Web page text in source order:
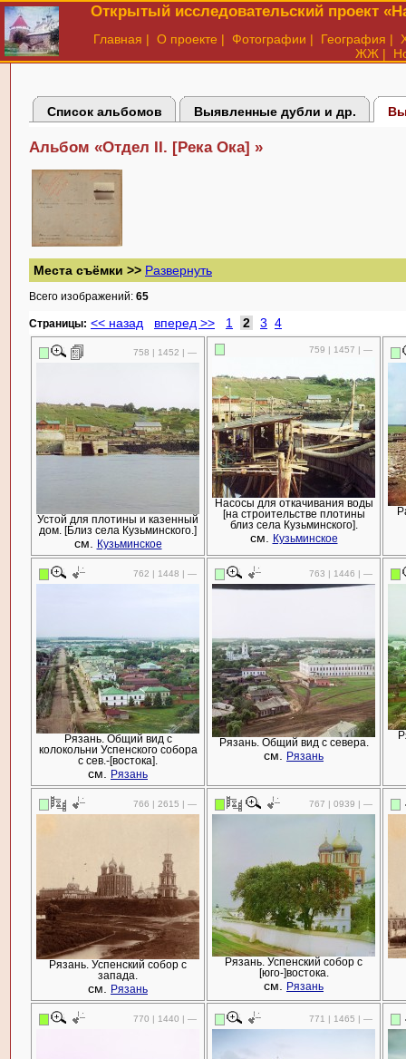
Открытый исследовательский проект
Главная | О проекте | Фотографии | География |
ЖЖ |
Список альбомов Выявленные дубли и др.
Альбом «Отдел II. [Река Ока] »
Места съёмки >> Развернуть
Всего изображений: 65
Cтраницы: << назад вперед >> 1 2 3 4
758 | 1452 | —
Устой для плотины и казенный
дом. [Близ села Кузьминского.]
см. Кузьминское
759 | 1457 | —
Насосы для откачивания воды
[на строительстве плотины
близ села Кузьминского].
см. Кузьминское
762 | 1448 | —
Рязань. Общий вид с
колокольни Успенского собора
с сев.-[востока].
см. Рязань
763 | 1446 | —
Рязань. Общий вид с севера.
см. Рязань
766 | 2615 | —
Рязань. Успенский собор с
запада.
см. Рязань
767 | 0939 | —
Рязань. Успенский собор с
[юго-]востока.
см. Рязань
770 | 1440 | — 771 | 1465 | —